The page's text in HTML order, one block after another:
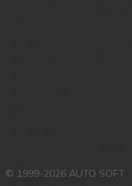
© 1999-2026 AUTO SOFT